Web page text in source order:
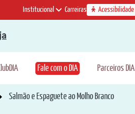
Institucional Carreiras Acessibilidade
Fale com o DIA Parceiros DIA
Salmão e Espaguete ao Molho Branco